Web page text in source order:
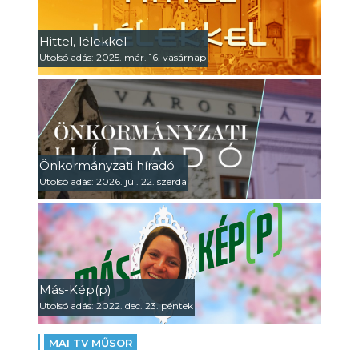
Hittel, lélekkel
Utolsó adás: 2025. már. 16. vasárnap
Önkormányzati híradó
Utolsó adás: 2026. júl. 22. szerda
Más-Kép(p)
Utolsó adás: 2022. dec. 23. péntek
MAI TV MŰSOR